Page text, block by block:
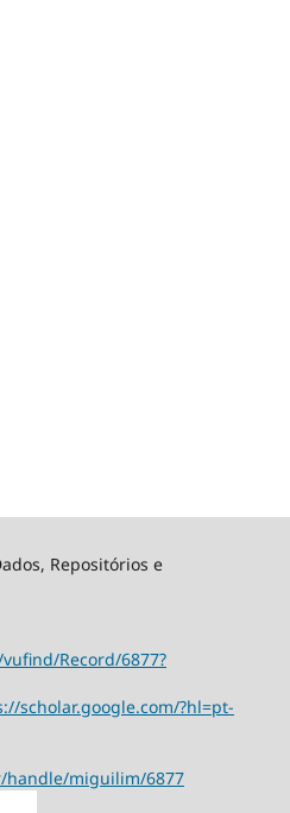
Repositórios e
Record/6877?
scholar.google.com/?hl=pt-
miguilim/6877